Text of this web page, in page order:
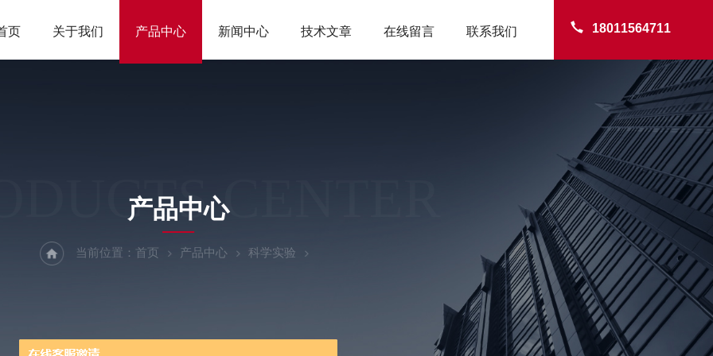
18011564711
页 关于我们 产品中心 新闻中心 技术文章 在线留言 联系我们
CENTER
产品中心
当前位置： 首页 产品中心 科学实验